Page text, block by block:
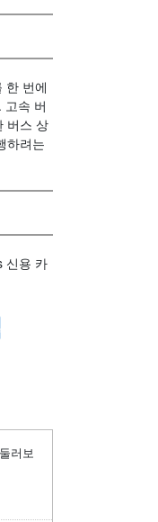
한 번에
고속 버
버스 상
하려는
신용 카
러보